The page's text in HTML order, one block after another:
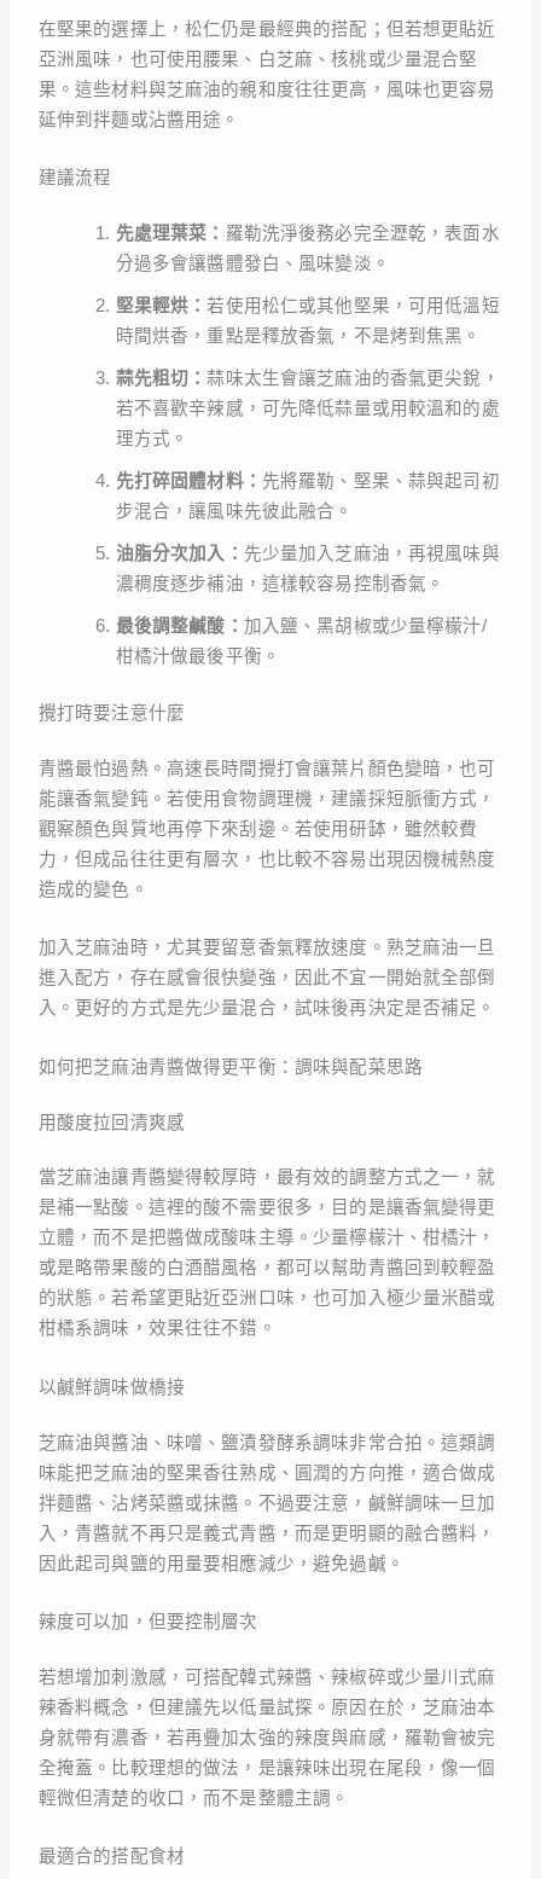
在堅果的選擇上，松仁仍是最經典的搭配；但若想更貼近
亞洲風味，也可使用腰果、白芝麻、核桃或少量混合堅
果。這些材料與芝麻油的親和度往往更高，風味也更容易
延伸到拌麵或沾醬用途。
建議流程
先處理葉菜： 羅勒洗淨後務必完全瀝乾，表面水
分過多會讓醬體發白、風味變淡。
堅果輕烘：若使用松仁或其他堅果，可用低溫短
時間烘香，重點是釋放香氣，不是烤到焦黑。
蒜先粗切：蒜味太生會讓芝麻油的香氣更尖銳，
若不喜歡辛辣感，可先降低蒜量或用較溫和的處
理方式。
先打碎固體材料： 先將羅勒、堅果、蒜與起司初
步混合，讓風味先彼此融合。
油脂分次加入： 先少量加入芝麻油，再視風味與
濃稠度逐步補油，這樣較容易控制香氣。
最後調整鹹酸： 加入鹽、黑胡椒或少量檸檬汁/
柑橘汁做最後平衡。
攪打時要注意什麼
青醬最怕過熱。高速長時間攪打會讓葉片顏色變暗，也可
能讓香氣變鈍。若使用食物調理機，建議採短脈衝方式，
觀察顏色與質地再停下來刮邊。若使用研缽，雖然較費
力，但成品往往更有層次，也比較不容易出現因機械熱度
造成的變色。
加入芝麻油時，尤其要留意香氣釋放速度。熟芝麻油一旦
進入配方，存在感會很快變強，因此不宜一開始就全部倒
入。更好的方式是先少量混合，試味後再決定是否補足。
如何把芝麻油青醬做得更平衡：調味與配菜思路
用酸度拉回清爽感
當芝麻油讓青醬變得較厚時，最有效的調整方式之一，就
是補一點酸。這裡的酸不需要很多，目的是讓香氣變得更
立體，而不是把醬做成酸味主導。少量檸檬汁、柑橘汁，
或是略帶果酸的白酒醋風格，都可以幫助青醬回到較輕盈
的狀態。若希望更貼近亞洲口味，也可加入極少量米醋或
柑橘系調味，效果往往不錯。
以鹹鮮調味做橋接
芝麻油與醬油、味噌、鹽漬發酵系調味非常合拍。這類調
味能把芝麻油的堅果香往熟成、圓潤的方向推，適合做成
拌麵醬、沾烤菜醬或抹醬。不過要注意，鹹鮮調味一旦加
入，青醬就不再只是義式青醬，而是更明顯的融合醬料，
因此起司與鹽的用量要相應減少，避免過鹹。
辣度可以加，但要控制層次
若想增加刺激感，可搭配韓式辣醬、辣椒碎或少量川式麻
辣香料概念，但建議先以低量試探。原因在於，芝麻油本
身就帶有濃香，若再疊加太強的辣度與麻感，羅勒會被完
全掩蓋。比較理想的做法，是讓辣味出現在尾段，像一個
輕微但清楚的收口，而不是整體主調。
最適合的搭配食材